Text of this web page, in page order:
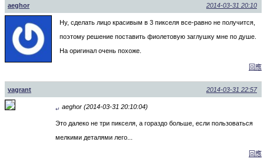
aeghor 2014-03-31 20:10
Ну, сделать лицо красивым в 3 пикселя все-равно не получится,
поэтому решение поставить фиолетовую заглушку мне по душе.
На оригинал очень похоже.
回應
vagrant 2014-03-31 22:57
↵ aeghor (2014-03-31 20:10:04)
Это далеко не три пикселя, а гораздо больше, если пользоваться
мелкими деталями лего...
回應